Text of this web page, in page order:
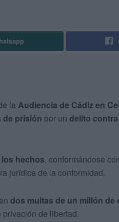
la Audiencia de Cádiz en
de prisión por un delito
hechos, conformándose
jurídica de la conformidad.
dos multas de un millón de
de libertad.